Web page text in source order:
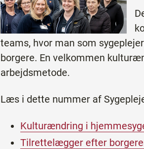
teams, hvor man som
borgere. En velkommen
arbejdsmetode.
Læs i dette nummer af
Kulturændring i
Tilrettelægger efter